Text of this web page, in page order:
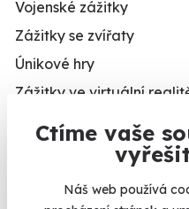
Ctíme vaše
Náš web používá
Kalendář
termínů
Vojenské zážitky
Zážitky se zvířaty
Únikové hry
Zážitky ve virtuální
Zážitky na doma
Dárkové balíčky